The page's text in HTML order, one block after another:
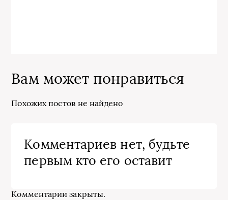
Вам может понравиться
Похожих постов не найдено
Комментариев нет, будьте
первым кто его оставит
Комментарии закрыты.